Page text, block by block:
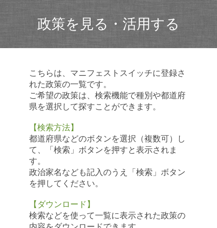
政策を見る・活用する
こちらは、マニフェストスイッチに登録さ
れた政策の一覧です。
ご希望の政策は、検索機能で種別や都道府
県を選択して探すことができます。
【検索方法】
都道府県などのボタンを選択（複数可）し
て、「検索」ボタンを押すと表示されま
す。
政治家名なども記入のうえ「検索」ボタン
を押してください。
【ダウンロード】
検索などを使って一覧に表示された政策の